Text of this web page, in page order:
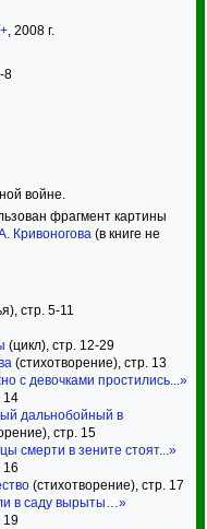
, 2008 г.
8
войне.
фрагмент картины
Кривоногова(в книге не
стр. 5-11
(цикл), стр. 12-29
(стихотворение), стр. 13
с девочками простились...»
14
дальнобойный в
стр. 15
смерти в зените стоят...»
16
(стихотворение), стр. 17
в саду вырыты…»
19